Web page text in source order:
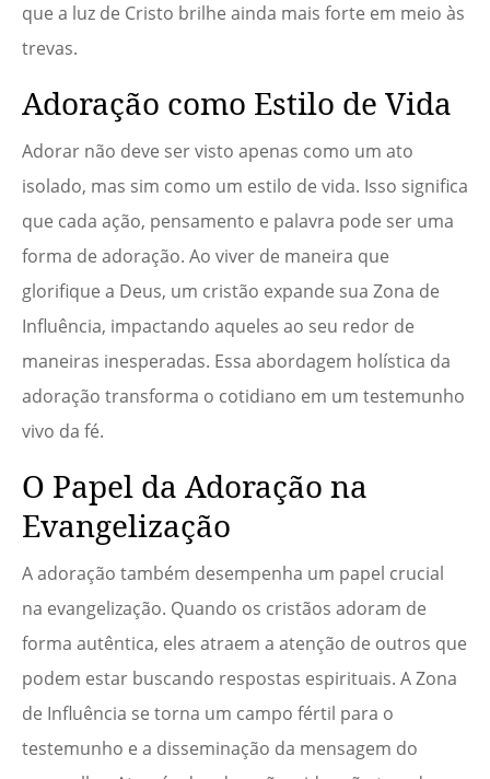
que a luz de Cristo brilhe ainda mais forte em meio às
trevas.
Adoração como Estilo de Vida
Adorar não deve ser visto apenas como um ato
isolado, mas sim como um estilo de vida. Isso significa
que cada ação, pensamento e palavra pode ser uma
forma de adoração. Ao viver de maneira que
glorifique a Deus, um cristão expande sua Zona de
Influência, impactando aqueles ao seu redor de
maneiras inesperadas. Essa abordagem holística da
adoração transforma o cotidiano em um testemunho
vivo da fé.
O Papel da Adoração na
Evangelização
A adoração também desempenha um papel crucial
na evangelização. Quando os cristãos adoram de
forma autêntica, eles atraem a atenção de outros que
podem estar buscando respostas espirituais. A Zona
de Influência se torna um campo fértil para o
testemunho e a disseminação da mensagem do